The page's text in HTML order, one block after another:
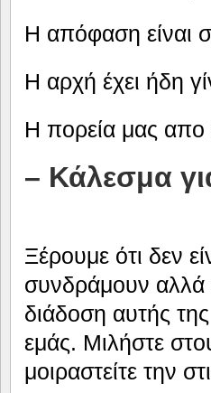
Η απόφαση είναι
Η αρχή έχει ήδη
Η πορεία μας απο
– Κάλεσμα
Ξέρουμε ότι δεν
συνδράμουν αλλά
διάδοση αυτής της
εμάς. Μιλήστε
μοιραστείτε την